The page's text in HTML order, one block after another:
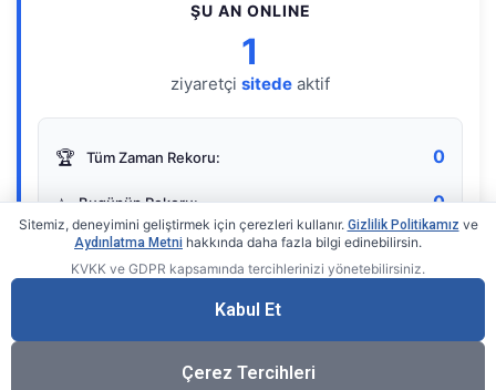
ŞU AN ONLINE
1
ziyaretçi sitede aktif
🏆 Tüm Zaman Rekoru: 0
⭐ Bugünün Rekoru: 0
Gerçek zamanlı sayaç
Sitemiz, deneyimini geliştirmek için çerezleri kullanır. Gizlilik Politikamız ve
Aydınlatma Metni hakkında daha fazla bilgi edinebilirsin.
KVKK ve GDPR kapsamında tercihlerinizi yönetebilirsiniz.
Kabul Et
Çerez Tercihleri